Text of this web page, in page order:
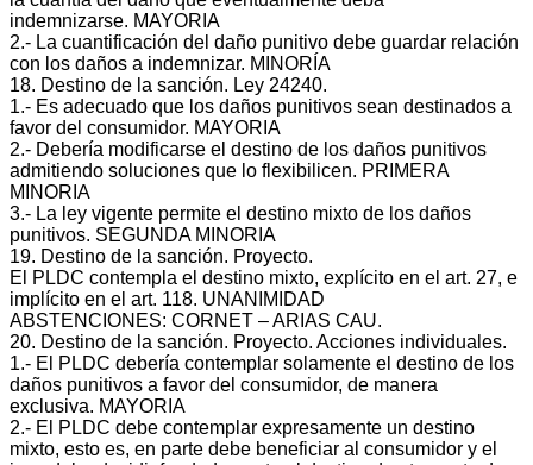
indemnizarse. MAYORIA
2.‐ La cuantificación del daño punitivo debe guardar relación
con los daños a indemnizar. MINORÍA
18. Destino de la sanción. Ley 24240.
1.‐ Es adecuado que los daños punitivos sean destinados a
favor del consumidor. MAYORIA
2.‐ Debería modificarse el destino de los daños punitivos
admitiendo soluciones que lo flexibilicen. PRIMERA
MINORIA
3.‐ La ley vigente permite el destino mixto de los daños
punitivos. SEGUNDA MINORIA
19. Destino de la sanción. Proyecto.
El PLDC contempla el destino mixto, explícito en el art. 27, e
implícito en el art. 118. UNANIMIDAD
ABSTENCIONES: CORNET – ARIAS CAU.
20. Destino de la sanción. Proyecto. Acciones individuales.
1.‐ El PLDC debería contemplar solamente el destino de los
daños punitivos a favor del consumidor, de manera
exclusiva. MAYORIA
2.‐ El PLDC debe contemplar expresamente un destino
mixto, esto es, en parte debe beneficiar al consumidor y el